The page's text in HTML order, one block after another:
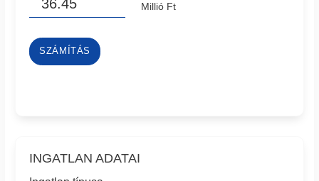
Millió Ft
SZÁMÍTÁS
INGATLAN ADATAI